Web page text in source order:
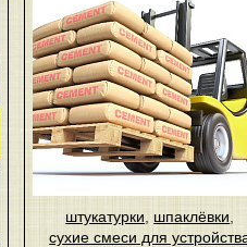
штукатурки шпаклёвки
сухие смеси для